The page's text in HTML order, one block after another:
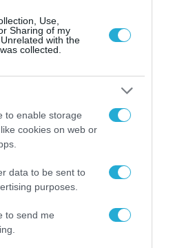
Use,
Sharing of my
with the
collected.
to enable storage
cookies on web or
data to be sent to
purposes.
to send me
στις 8 χώρες
ο
τους χωρίς
την Κομισιόν